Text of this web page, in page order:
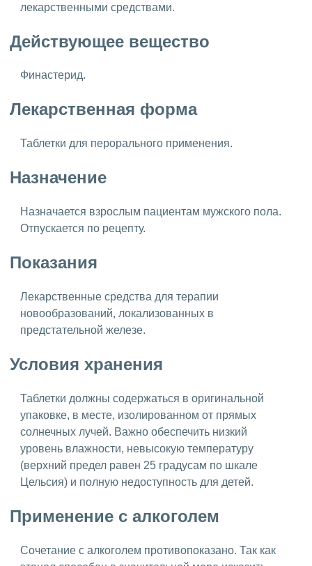
лекарственными средствами.
Действующее вещество
Финастерид.
Лекарственная форма
Таблетки для перорального применения.
Назначение
Назначается взрослым пациентам мужского пола.
Отпускается по рецепту.
Показания
Лекарственные средства для терапии
новообразований, локализованных в
предстательной железе.
Условия хранения
Таблетки должны содержаться в оригинальной
упаковке, в месте, изолированном от прямых
солнечных лучей. Важно обеспечить низкий
уровень влажности, невысокую температуру
(верхний предел равен 25 градусам по шкале
Цельсия) и полную недоступность для детей.
Применение с алкоголем
Сочетание с алкоголем противопоказано. Так как